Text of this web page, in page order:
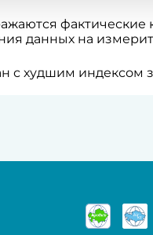
фактические
данных на
с худшим индексом